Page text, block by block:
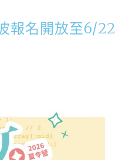
報名開放至6/22